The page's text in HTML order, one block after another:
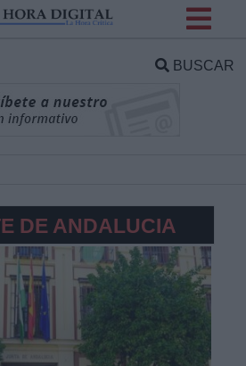
BUSCAR
DE ANDALUCIA